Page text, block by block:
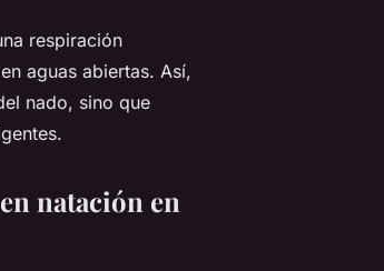
respiración
en aguas abiertas. Así,
nado, sino que
natación en